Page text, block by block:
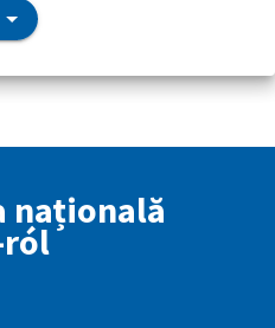
națională
ról